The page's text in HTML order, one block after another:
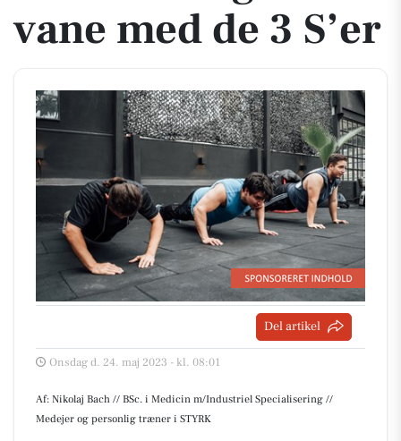
vane med de 3 S’er
Del artikel
Onsdag d. 24. maj 2023 - kl. 08:01
Af: Nikolaj Bach // BSc. i Medicin m/Industriel Specialisering //
Medejer og personlig træner i STYRK